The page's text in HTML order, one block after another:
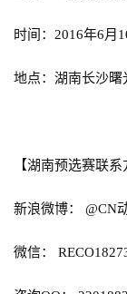
月
3
游
茶
时间： 2016年6月
地点：湖南长沙曙
【湖南预选赛联系
新浪微博： @CN
微信：